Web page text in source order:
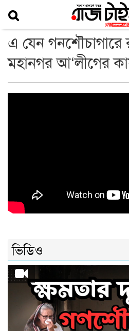
এ যেন গনশৌচাগারে
মহানগর আ‘লীগের
ভিডিও